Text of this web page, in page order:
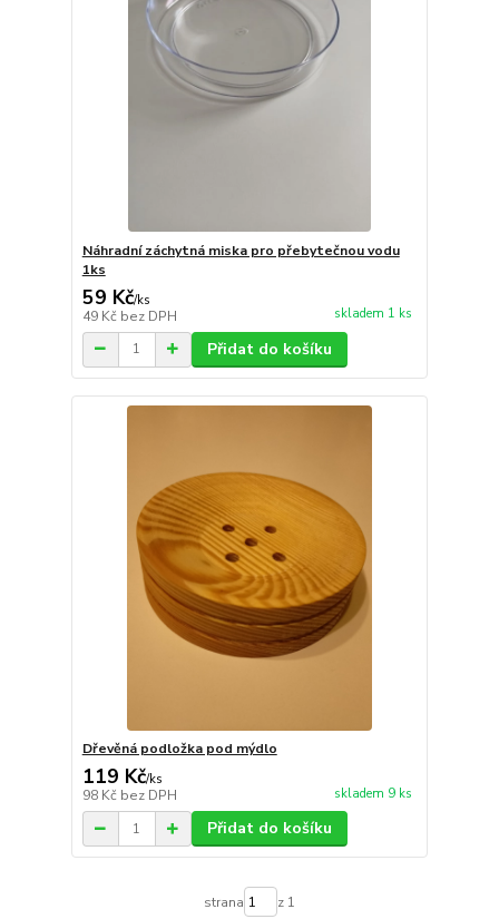
Náhradní záchytná miska pro přebytečnou vodu
1ks
59 Kč/ks
49 Kč bez DPH skladem 1 ks
Přidat do košíku
Dřevěná podložka pod mýdlo
119 Kč/ks
98 Kč bez DPH skladem 9 ks
Přidat do košíku
strana z 1